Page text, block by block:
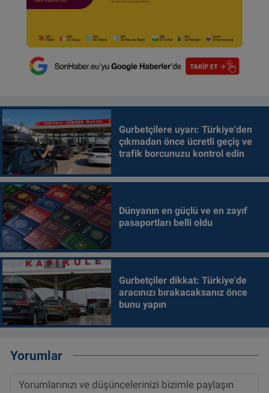
Gurbetçilere uyarı: Türkiye'den
çıkmadan önce ücretli geçiş ve
trafik borcunuzu kontrol edin
Dünyanın en güçlü ve en zayıf
pasaportları belli oldu
Gurbetçiler dikkat: Türkiye'de
aracınızı bırakacaksanız önce
bunu yapın
Yorumlar